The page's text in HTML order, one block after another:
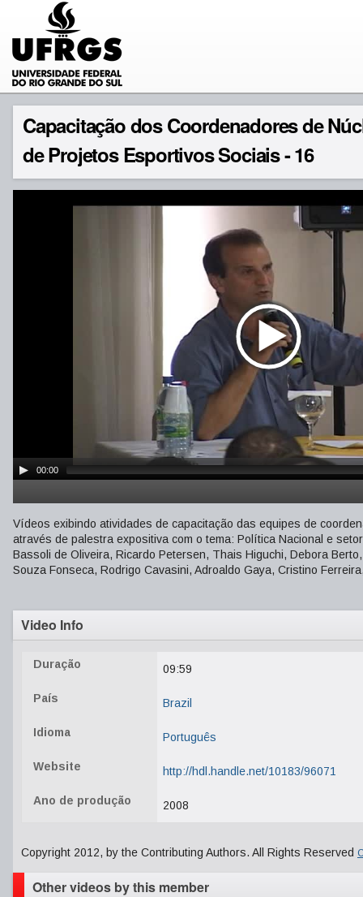
Capacitação dos Coordenadores de
de Projetos Esportivos Sociais - 16
00:00
Vídeos exibindo atividades de capacitação das equipes de
através de palestra expositiva com o tema: Política Nacional e
Bassoli de Oliveira, Ricardo Petersen, Thais Higuchi, Debora
Souza Fonseca, Rodrigo Cavasini, Adroaldo Gaya, Cristino
Video Info
Duração 09:59
País Brazil
Idioma Português
Website http://hdl.handle.net/10183/96071
Ano de produção 2008
Copyright 2012, by the Contributing Authors. All Rights Reserved
Other videos by this member